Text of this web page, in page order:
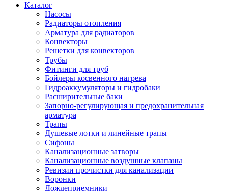
Каталог
Насосы
Радиаторы отопления
Арматура для радиаторов
Конвекторы
Решетки для конвекторов
Трубы
Фитинги для труб
Бойлеры косвенного нагрева
Гидроаккумуляторы и гидробаки
Расширительные баки
Запорно-регулирующая и предохранительная
арматура
Трапы
Душевые лотки и линейные трапы
Сифоны
Канализационные затворы
Канализационные воздушные клапаны
Ревизии прочистки для канализации
Воронки
Дождеприемники